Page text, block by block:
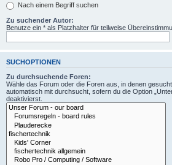
Nach einem Begriff suchen
Zu suchender Autor:
Benutze ein * als Platzhalter für teilweise
SUCHOPTIONEN
Zu durchsuchende Foren:
Wähle das Forum oder die Foren aus, in denen
automatisch mit durchsucht, sofern du die Option
deaktivierst.